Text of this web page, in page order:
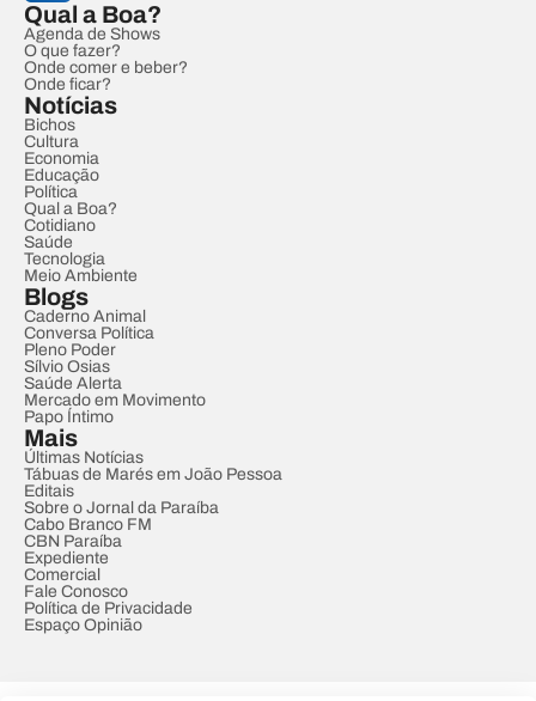
Qual a Boa?
Agenda de Shows
O que fazer?
Onde comer e beber?
Onde ficar?
Notícias
Bichos
Cultura
Economia
Educação
Política
Qual a Boa?
Cotidiano
Saúde
Tecnologia
Meio Ambiente
Blogs
Caderno Animal
Conversa Política
Pleno Poder
Sílvio Osias
Saúde Alerta
Mercado em Movimento
Papo Íntimo
Mais
Últimas Notícias
Tábuas de Marés em João Pessoa
Editais
Sobre o Jornal da Paraíba
Cabo Branco FM
CBN Paraíba
Expediente
Comercial
Fale Conosco
Política de Privacidade
Espaço Opinião